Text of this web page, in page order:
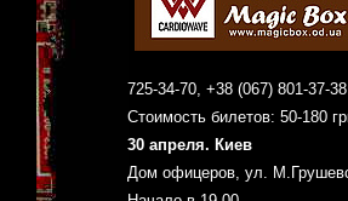
725-34-70, +38 (067) 801-37-38
Стоимость билетов: 50-180
30 апреля. Киев
Дом офицеров, ул.